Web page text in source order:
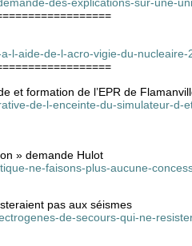
des-explications-sur-une-
l-aide-de-l-acro-vigie-du-
et formation de l’EPR de
de-l-enceinte-du-simulateur-d-
» demande Hulot
ne-faisons-plus-aucune-
pas aux séismes
de-secours-qui-ne-